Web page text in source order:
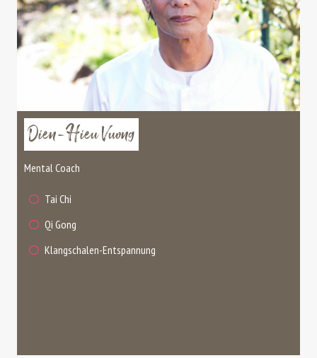
Dien-Hieu Vuong
Mental Coach
Tai Chi
Qi Gong
Klangschalen-Entspannung